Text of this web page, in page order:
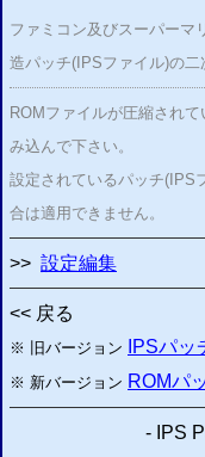
ファミコン及びスーパーマ
造パッチ(IPSファイル)の二
ROMファイルが圧縮されて
み込んで下さい。
設定されているパッチ(IPS
合は適用できません。
>> 設定編集
<< 戻る
※ 旧バージョン IPSパ
※ 新バージョン ROMパ
- IPS